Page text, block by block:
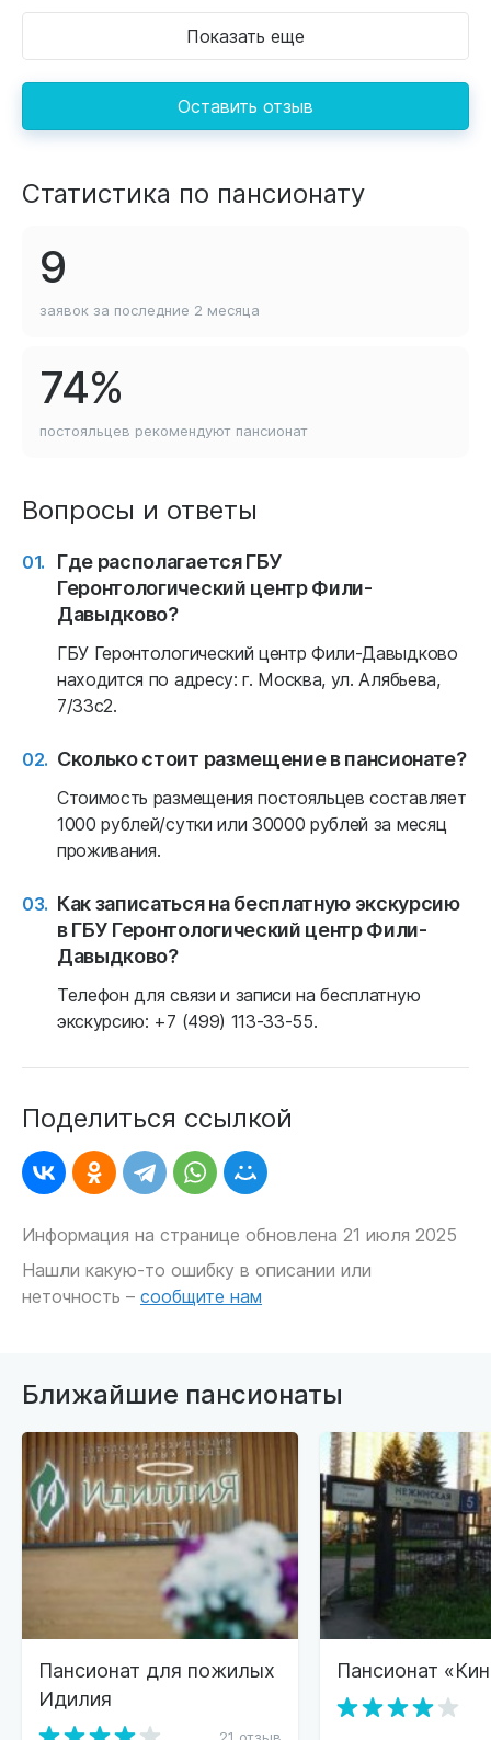
Показать еще
Оставить отзыв
Статистика по пансионату
9
заявок за последние 2 месяца
74%
постояльцев рекомендуют пансионат
Вопросы и ответы
Где располагается ГБУ
Геронтологический центр Фили-
Давыдково?
ГБУ Геронтологический центр Фили-Давыдково
находится по адресу: г. Москва, ул. Алябьева,
7/33с2.
Сколько стоит размещение в пансионате?
Стоимость размещения постояльцев составляет
1000 рублей/сутки или 30000 рублей за месяц
проживания.
Как записаться на бесплатную экскурсию
в ГБУ Геронтологический центр Фили-
Давыдково?
Телефон для связи и записи на бесплатную
экскурсию: +7 (499) 113-33-55.
Поделиться ссылкой
Информация на странице обновлена 21 июля 2025
Нашли какую-то ошибку в описании или
неточность – сообщите нам
Ближайшие пансионаты
Пансионат для пожилых
Идилия
Пансионат